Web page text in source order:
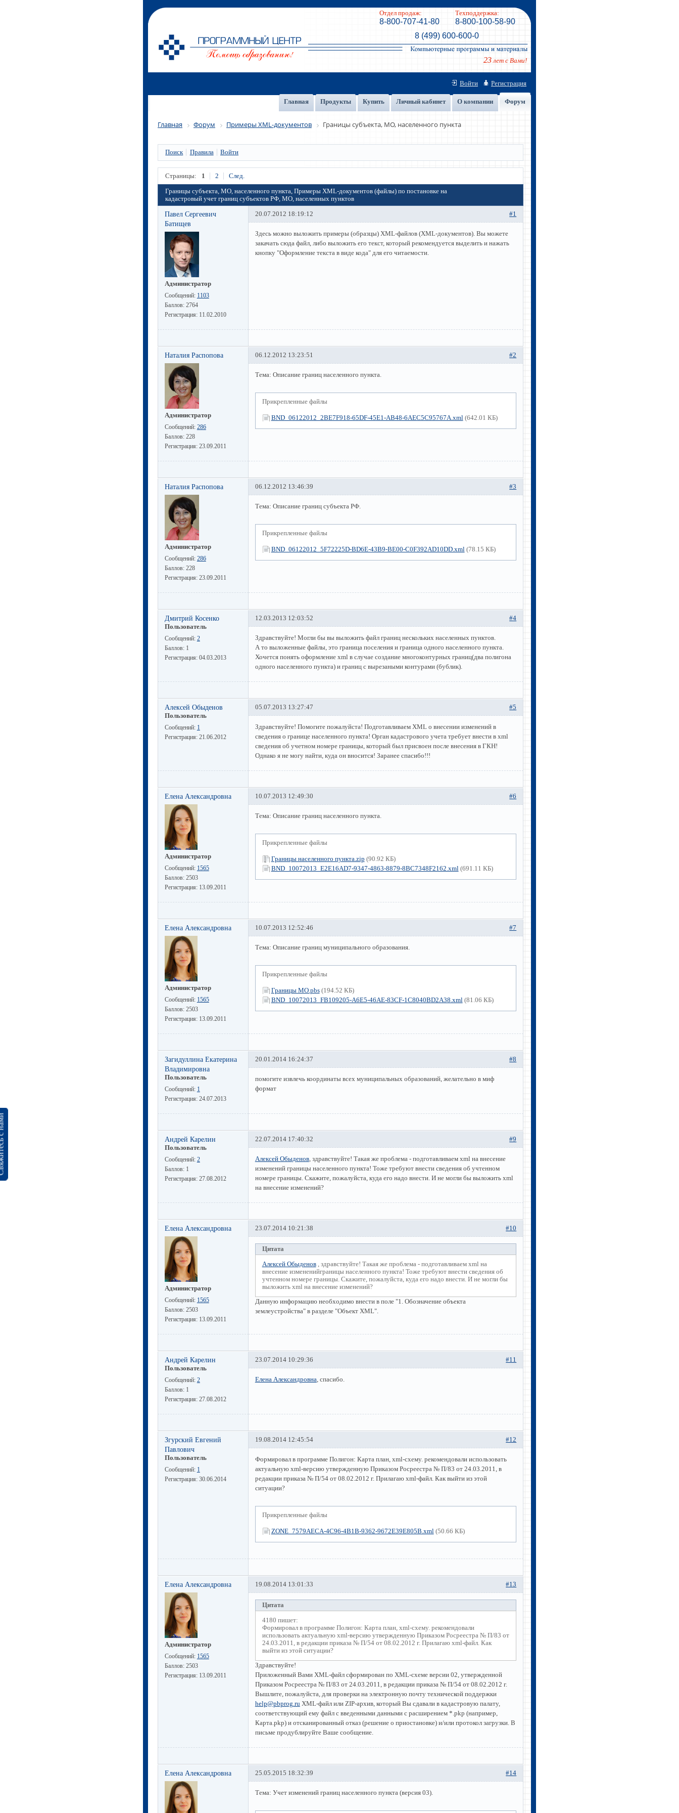
нами
Отдел продаж:
8-800-707-41-80
Техподдержка:
8-800-100-58-90
8 (499) 600-600-0
23лет с Вами!
Войти Регистрация
Главная Продукты Купить Личный кабинет О компании Форум
Главная Форум Примеры XML-документов Границы субъекта, МО, населенного пункта
Поиск Правила Войти
Страницы: 1 2 След.
Границы субъекта, МО, населенного пункта, Примеры XML-документов (файлы) по постановке на
кадастровый учет границ субъектов РФ, МО, населенных пунктов
Павел Сергеевич
Батищев
Администратор
Сообщений: 1103
Баллов: 2764
Регистрация: 11.02.2010
#1
20.07.2012 18:19:12
Здесь можно выложить примеры (образцы) XML-файлов (XML-документов). Вы можете
закачать сюда файл, либо выложить его текст, который рекомендуется выделить и нажать
кнопку "Оформление текста в виде кода" для его читаемости.
Наталия Распопова
Администратор
Сообщений: 286
Баллов: 228
Регистрация: 23.09.2011
#2
06.12.2012 13:23:51
Тема: Описание границ населенного пункта.
Прикрепленные файлы
BND_06122012_2BE7F918-65DF-45E1-AB48-6AEC5C95767A.xml (642.01 КБ)
Наталия Распопова
Администратор
Сообщений: 286
Баллов: 228
Регистрация: 23.09.2011
#3
06.12.2012 13:46:39
Тема: Описание границ субъекта РФ.
Прикрепленные файлы
BND_06122012_5F72225D-BD6E-43B9-BE00-C0F392AD10DD.xml (78.15 КБ)
Дмитрий Косенко
Пользователь
Сообщений: 2
Баллов: 1
Регистрация: 04.03.2013
#4
12.03.2013 12:03:52
Здравствуйте! Могли бы вы выложить файл границ нескольких населенных пунктов.
А то выложенные файлы, это граница поселения и граница одного населенного пункта.
Хочется понять оформление xml в случае создание многоконтурных границ(два полигона
одного населенного пункта) и границ с вырезаными контурами (бублик).
Алексей Обыденов
Пользователь
Сообщений: 1
Регистрация: 21.06.2012
#5
05.07.2013 13:27:47
Здравствуйте! Помогите пожалуйста! Подготавливаем XML о внесении изменений в
сведения о границе населенного пункта! Орган кадастрового учета требует внести в xml
сведения об учетном номере границы, который был присвоен после внесения в ГКН!
Однако я не могу найти, куда он вносится! Заранее спасибо!!!
Елена Александровна
Администратор
Сообщений: 1565
Баллов: 2503
Регистрация: 13.09.2011
#6
10.07.2013 12:49:30
Тема: Описание границ населенного пункта.
Прикрепленные файлы
Границы населенного пункта.zip (90.92 КБ)
BND_10072013_E2E16AD7-9347-4863-8879-8BC7348F2162.xml (691.11 КБ)
Елена Александровна
Администратор
Сообщений: 1565
Баллов: 2503
Регистрация: 13.09.2011
#7
10.07.2013 12:52:46
Тема: Описание границ муниципального образования.
Прикрепленные файлы
Границы МО.pbs (194.52 КБ)
BND_10072013_FB109205-A6E5-46AE-83CF-1C8040BD2A38.xml (81.06 КБ)
Загидуллина Екатерина
Владимировна
Пользователь
Сообщений: 1
Регистрация: 24.07.2013
#8
20.01.2014 16:24:37
помогите извлечь координаты всех муниципальных образований, желательно в миф
формат
Андрей Карелин
Пользователь
Сообщений: 2
Баллов: 1
Регистрация: 27.08.2012
#9
22.07.2014 17:40:32
Алексей Обыденов, здравствуйте! Такая же проблема - подготавливаем xml на внесение
изменений границы населенного пункта! Тоже требуют внести сведения об учтенном
номере границы. Скажите, пожалуйста, куда его надо внести. И не могли бы выложить xml
на внесение изменений?
Елена Александровна
Администратор
Сообщений: 1565
Баллов: 2503
Регистрация: 13.09.2011
#10
23.07.2014 10:21:38
Цитата
Алексей Обыденов, здравствуйте! Такая же проблема - подготавливаем xml на
внесение измененийграницы населенного пункта! Тоже требуют внести сведения об
учтенном номере границы. Скажите, пожалуйста, куда его надо внести. И не могли бы
выложить xml на внесение изменений?
Данную информацию необходимо внести в поле "1. Обозначение объекта
землеустройства" в разделе "Объект XML".
Андрей Карелин
Пользователь
Сообщений: 2
Баллов: 1
Регистрация: 27.08.2012
#11
23.07.2014 10:29:36
Елена Александровна, спасибо.
Згурский Евгений
Павлович
Пользователь
Сообщений: 1
Регистрация: 30.06.2014
#12
19.08.2014 12:45:54
Формировал в программе Полигон: Карта план, xml-схему. рекомендовали использовать
актуальную xml-версию утвержденную Приказом Росреестра № П/83 от 24.03.2011, в
редакции приказа № П/54 от 08.02.2012 г. Прилагаю xml-файл. Как выйти из этой
ситуации?
Прикрепленные файлы
ZONE_7579AECA-4C96-4B1B-9362-9672E39E805B.xml (50.66 КБ)
Елена Александровна
Администратор
Сообщений: 1565
Баллов: 2503
Регистрация: 13.09.2011
#13
19.08.2014 13:01:33
Цитата
4180 пишет:
Формировал в программе Полигон: Карта план, xml-схему. рекомендовали
использовать актуальную xml-версию утвержденную Приказом Росреестра № П/83 от
24.03.2011, в редакции приказа № П/54 от 08.02.2012 г. Прилагаю xml-файл. Как
выйти из этой ситуации?
Здравствуйте!
Приложенный Вами XML-файл сформирован по XML-схеме версии 02, утвержденной
Приказом Росреестра № П/83 от 24.03.2011, в редакции приказа № П/54 от 08.02.2012 г.
Вышлите, пожалуйста, для проверки на электронную почту технической поддержки
help@pbprog.ruXML-файл или ZIP-архив, который Вы сдавали в кадастровую палату,
соответствующий ему файл с введенными данными с расширением *.pkp (например,
Карта.pkp) и отсканированный отказ (решение о приостановке) и/или протокол загрузки. В
письме продублируйте Ваше сообщение.
Елена Александровна #14
25.05.2015 18:32:39
Тема: Учет изменений границ населенного пункта (версия 03).